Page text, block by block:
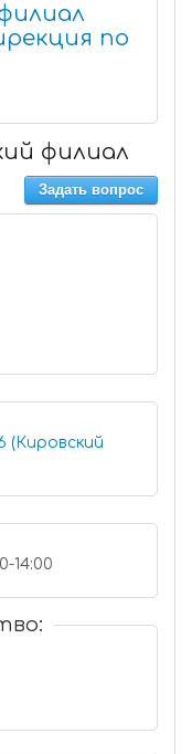
по
филиал
Задать вопрос
(Кировский
14:00